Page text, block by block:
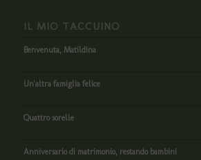
IL MIO TACCUINO
Benvenuta, Matildina
Un'altra famiglia felice
Quattro sorelle
Anniversario di matrimonio, restando bambini